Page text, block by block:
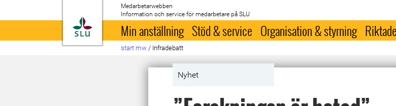
Till startsida
Medarbetarwebben
Information och service för medarbetare på SLU
Min anställning Stöd & service Organisation & styrning
start mw / Infradebatt
Nyhet